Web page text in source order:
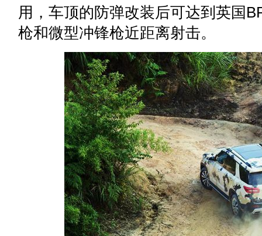
用，车顶的防弹改装后可达到英国
枪和微型冲锋枪近距离射击。